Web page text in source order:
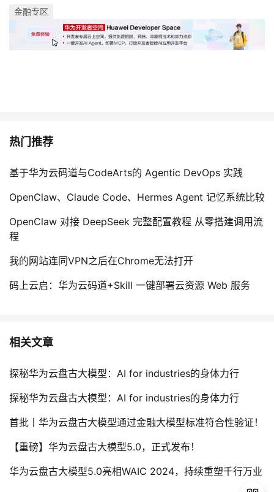
金融专区
热门推荐
基于华为云码道与CodeArts的 Agentic DevOps 实践
OpenClaw、Claude Code、Hermes Agent 记忆系统比较
OpenClaw 对接 DeepSeek 完整配置教程 从零搭建调用流
程
我的网站连同VPN之后在Chrome无法打开
码上云启：华为云码道+Skill 一键部署云资源 Web 服务
相关文章
探秘华为云盘古大模型：AI for industries的身体力行
探秘华为云盘古大模型：AI for industries的身体力行
首批丨华为云盘古大模型通过金融大模型标准符合性验证！
【重磅】华为云盘古大模型5.0，正式发布！
华为云盘古大模型5.0亮相WAIC 2024，持续重塑千行万业